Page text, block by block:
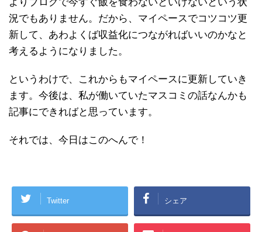
況でもありません。だから、マイペースでコツコツ更
新して、あわよくば収益化につながればいいのかなと
考えるようになりました。
というわけで、これからもマイペースに更新していき
ます。今後は、私が働いていたマスコミの話なんかも
記事にできればと思っています。
それでは、今日はこのへんで！
Twitter シェア